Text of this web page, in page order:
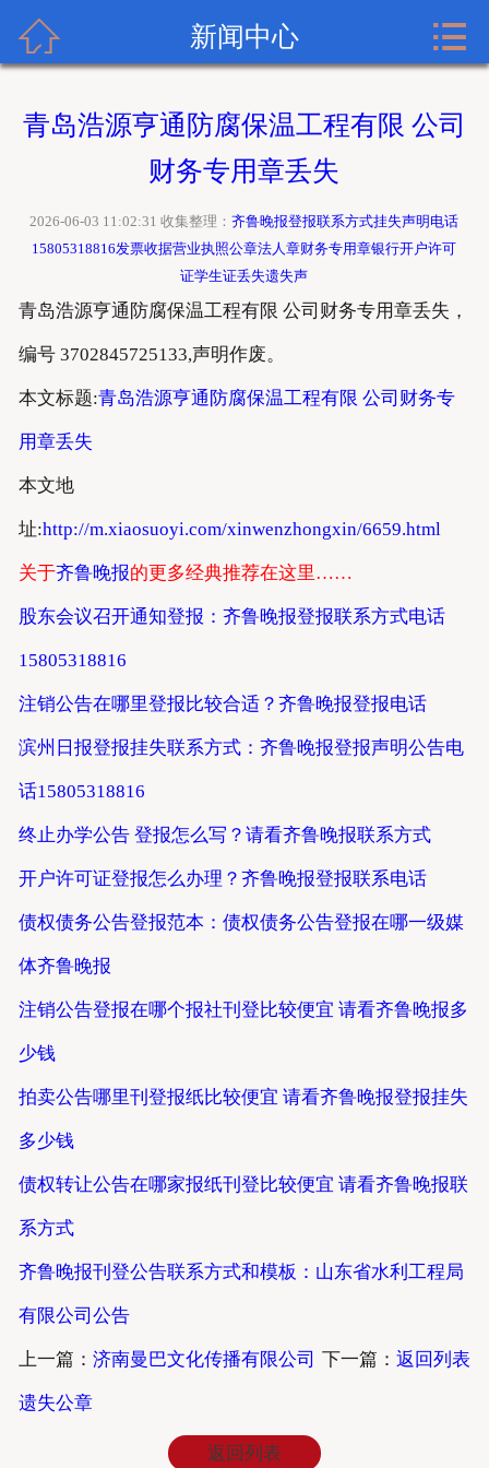
齐鲁晚报广告网首页
齐鲁晚报登报内容
齐鲁晚报登报格式
齐鲁晚报登报挂失流程
 新闻中心 
青岛浩源亨通防腐保温工程有限 公司
财务专用章丢失
2026-06-03 11:02:31 收集整理：齐鲁晚报登报联系方式挂失声明电话
15805318816发票收据营业执照公章法人章财务专用章银行开户许可
证学生证丢失遗失声
青岛浩源亨通防腐保温工程有限 公司财务专用章丢失，
编号 3702845725133,声明作废。
本文标题:青岛浩源亨通防腐保温工程有限 公司财务专
用章丢失
本文地
址:http://m.xiaosuoyi.com/xinwenzhongxin/6659.html
关于齐鲁晚报的更多经典推荐在这里……
股东会议召开通知登报：齐鲁晚报登报联系方式电话
15805318816
注销公告在哪里登报比较合适？齐鲁晚报登报电话
滨州日报登报挂失联系方式：齐鲁晚报登报声明公告电
话15805318816
终止办学公告 登报怎么写？请看齐鲁晚报联系方式
开户许可证登报怎么办理？齐鲁晚报登报联系电话
债权债务公告登报范本：债权债务公告登报在哪一级媒
体齐鲁晚报
注销公告登报在哪个报社刊登比较便宜 请看齐鲁晚报多
少钱
拍卖公告哪里刊登报纸比较便宜 请看齐鲁晚报登报挂失
多少钱
债权转让公告在哪家报纸刊登比较便宜 请看齐鲁晚报联
系方式
齐鲁晚报刊登公告联系方式和模板：山东省水利工程局
有限公司公告
下一篇：返回列表
上一篇： 济南曼巴文化传播有限公司
遗失公章
返回列表